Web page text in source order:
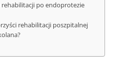
rehabilitacji po endoprotezie
rehabilitacji poszpitalnej